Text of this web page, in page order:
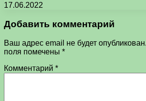
17.06.2022
Добавить комментарий
Ваш адрес email не будет опубликован.
поля помечены *
Комментарий *